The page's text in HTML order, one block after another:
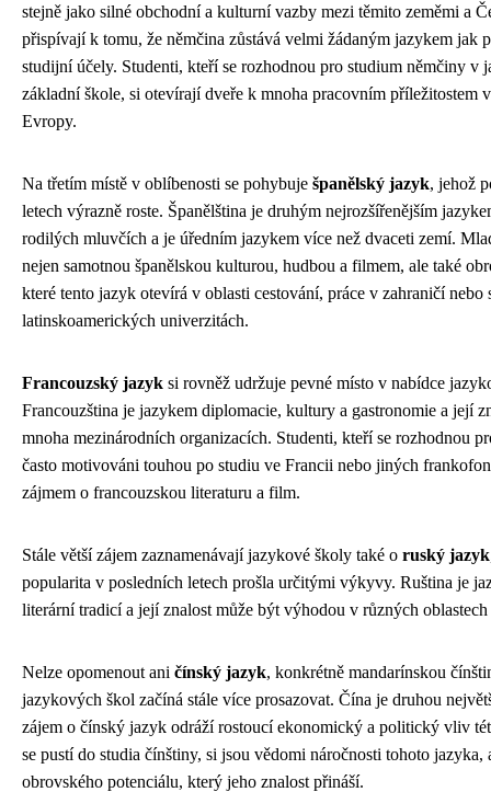
stejně jako silné obchodní a kulturní vazby mezi těmito zeměmi a
přispívají k tomu, že němčina zůstává velmi žádaným jazykem jak
studijní účely. Studenti, kteří se rozhodnou pro studium němčiny v
základní škole, si otevírají dveře k mnoha pracovním příležitostem
Evropy.
Na třetím místě v oblíbenosti se pohybuje španělský jazyk, jehož
letech výrazně roste. Španělština je druhým nejrozšířenějším
rodilých mluvčích a je úředním jazykem více než dvaceti zemí.
nejen samotnou španělskou kulturou, hudbou a filmem, ale také
které tento jazyk otevírá v oblasti cestování, práce v zahraničí nebo
latinskoamerických univerzitách.
Francouzský jazyk si rovněž udržuje pevné místo v nabídce
Francouzština je jazykem diplomacie, kultury a gastronomie a její
mnoha mezinárodních organizacích. Studenti, kteří se rozhodnou
často motivováni touhou po studiu ve Francii nebo jiných
zájmem o francouzskou literaturu a film.
Stále větší zájem zaznamenávají jazykové školy také o ruský jazyk
popularita v posledních letech prošla určitými výkyvy. Ruština je
literární tradicí a její znalost může být výhodou v různých
Nelze opomenout ani čínský jazyk, konkrétně mandarínskou
jazykových škol začíná stále více prosazovat. Čína je druhou
zájem o čínský jazyk odráží rostoucí ekonomický a politický vliv
se pustí do studia čínštiny, si jsou vědomi náročnosti tohoto jazyka,
obrovského potenciálu, který jeho znalost přináší.